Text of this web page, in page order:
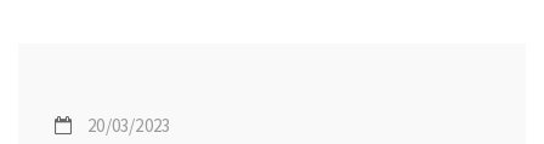
20/03/2023